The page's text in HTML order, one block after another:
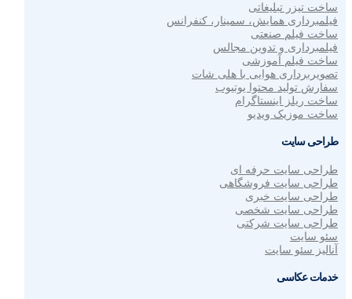
ساخت تیزر تبلیغاتی
فیلمبرداری همایش، سمینار، کنفرانس
ساخت فیلم صنعتی
فیلمبرداری و تدوین مجالس
ساخت فیلم آموزشی
تصویربرداری هوایی با هلی شات
سفارش تولید محتوا یوتیوب
ساخت ریلز اینستاگرام
ساخت موزیک ویدیو
طراحی سایت
طراحی سایت حرفه ای
طراحی سایت فروشگاهی
طراحی سایت خبری
طراحی سایت شخصی
طراحی سایت شرکتی
سئو سایت
آنالیز سئو سایت
خدمات عکاسی